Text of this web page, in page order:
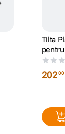
Tilta
20200